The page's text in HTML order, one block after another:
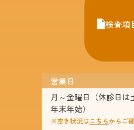
検査項
営業日
月～金曜日（休診日は
年末年始）
※空き状況はこちらからご